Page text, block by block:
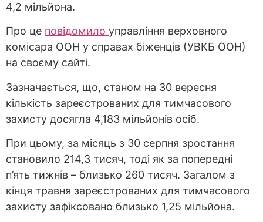
4,2 мільйона.
Про це повідомило управління верховного
комісара ООН у справах біженців (УВКБ ООН)
на своєму сайті.
Зазначається, що, станом на 30 вересня
кількість зареєстрованих для тимчасового
захисту досягла 4,183 мільйонів осіб.
При цьому, за місяць з 30 серпня зростання
становило 214,3 тисяч, тоді як за попередні
п’ять тижнів – близько 260 тисяч. Загалом з
кінця травня зареєстрованих для тимчасового
захисту зафіксовано близько 1,25 мільйона.